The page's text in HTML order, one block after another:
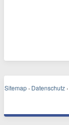
Sitemap · Datenschutz ·